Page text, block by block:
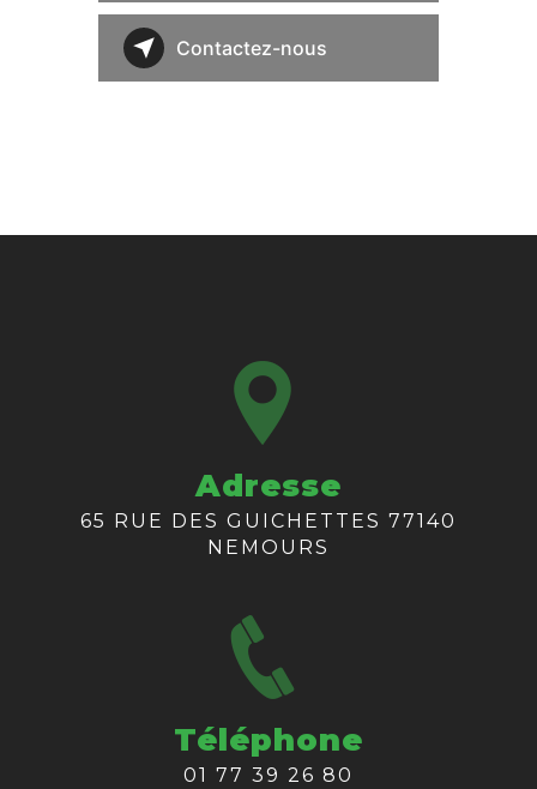
Contactez-nous
Adresse
65 RUE DES GUICHETTES 77140
NEMOURS
Téléphone
01 77 39 26 80